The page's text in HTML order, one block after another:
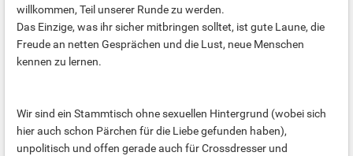
willkommen, Teil unserer Runde zu werden.
Das Einzige, was ihr sicher mitbringen solltet, ist gute Laune, die
Freude an netten Gesprächen und die Lust, neue Menschen
kennen zu lernen.
Wir sind ein Stammtisch ohne sexuellen Hintergrund (wobei sich
hier auch schon Pärchen für die Liebe gefunden haben),
unpolitisch und offen gerade auch für Crossdresser und